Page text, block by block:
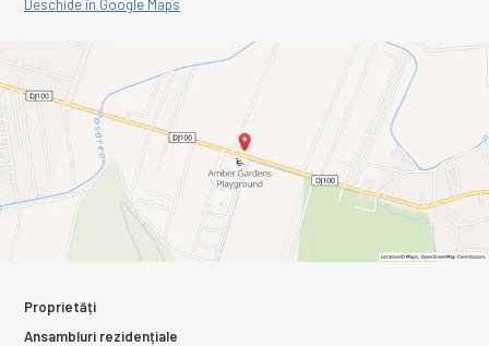
Deschide în Google Maps
Proprietăți
Ansambluri rezidențiale